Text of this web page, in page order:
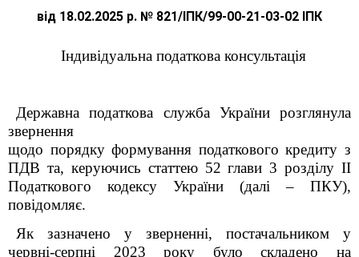
від 18.02.2025 р. № 821/ІПК/99-00-21-03-02 ІПК
Індивідуальна податкова консультація
Державна податкова служба України розглянула
звернення
щодо порядку формування податкового кредиту з
ПДВ та, керуючись статтею 52 глави 3 розділу ІІ
Податкового кодексу України (далі – ПКУ),
повідомляє.
Як зазначено у зверненні, постачальником у
червні-серпні 2023 року було складено на